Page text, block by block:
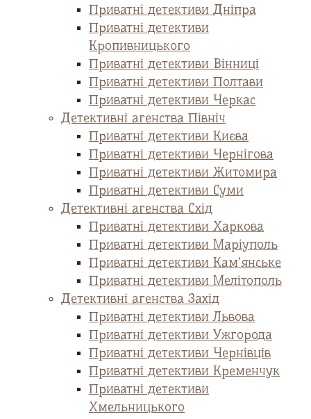
Приватні детективи Дніпра
Приватні детективи
Кропивницького
Приватні детективи Вінниці
Приватні детективи Полтави
Приватні детективи Черкас
Детективні агенства Північ
Приватні детективи Києва
Приватні детективи Чернігова
Приватні детективи Житомира
Приватні детективи Суми
Детективні агенства Схід
Приватні детективи Харкова
Приватні детективи Маріуполь
Приватні детективи Кам’янське
Приватні детективи Мелітополь
Детективні агенства Захід
Приватні детективи Львова
Приватні детективи Ужгорода
Приватні детективи Чернівців
Приватні детективи Кременчук
Приватні детективи
Хмельницького